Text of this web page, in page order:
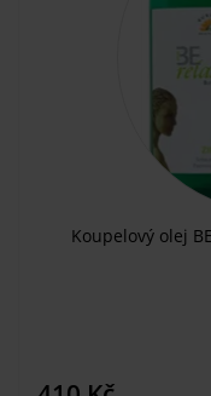
Koupelový olej